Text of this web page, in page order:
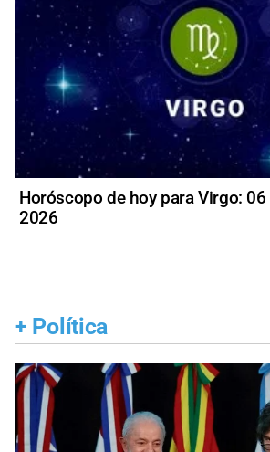
Horóscopo de hoy para Virgo:
2026
+ Política